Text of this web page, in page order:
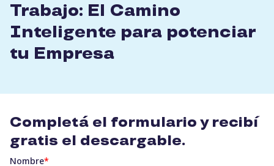
Trabajo: El Camino
Inteligente para potenciar
tu Empresa
Completá el formulario y recibí
gratis el descargable.